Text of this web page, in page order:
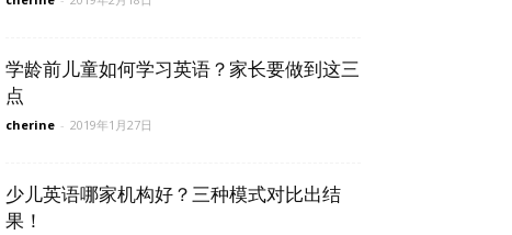
学龄前儿童如何学习英语？家长要做到这三
点
cherine - 2019年1月27日
少儿英语哪家机构好？三种模式对比出结
果！